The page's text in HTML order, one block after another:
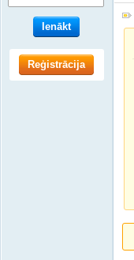
Ienākt
Reģistrācija